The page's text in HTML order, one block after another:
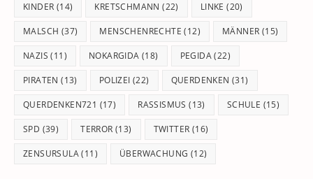
KINDER (14) KRETSCHMANN (22) LINKE (20)
MALSCH (37) MENSCHENRECHTE (12) MÄNNER (15)
NAZIS (11) NOKARGIDA (18) PEGIDA(22)
PIRATEN (13) POLIZEI (22) QUERDENKEN (31)
QUERDENKEN721 (17) RASSISMUS (13) SCHULE (15)
SPD (39) TERROR (13) TWITTER (16)
ZENSURSULA(11) ÜBERWACHUNG (12)